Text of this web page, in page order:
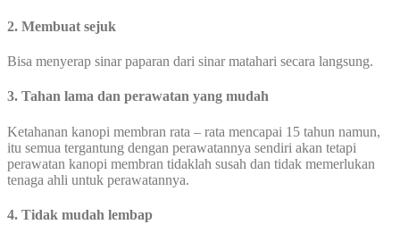
2. Membuat sejuk
Bisa menyerap sinar paparan dari sinar matahari secara langsung.
3. Tahan lama dan perawatan yang mudah
Ketahanan kanopi membran rata – rata mencapai 15 tahun namun,
itu semua tergantung dengan perawatannya sendiri akan tetapi
perawatan kanopi membran tidaklah susah dan tidak memerlukan
tenaga ahli untuk perawatannya.
4. Tidak mudah lembap